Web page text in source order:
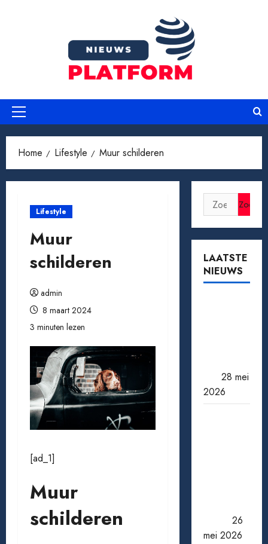
Primair
Home Lifestyle Muur schilderen
Lifestyle
Muur
schilderen
admin
8 maart 2024
3 minuten lezen
[ad_1]
Muur
schilderen
Zoeken
naar:
LAATSTE
NIEUWS
28 mei
2026
26
mei 2026